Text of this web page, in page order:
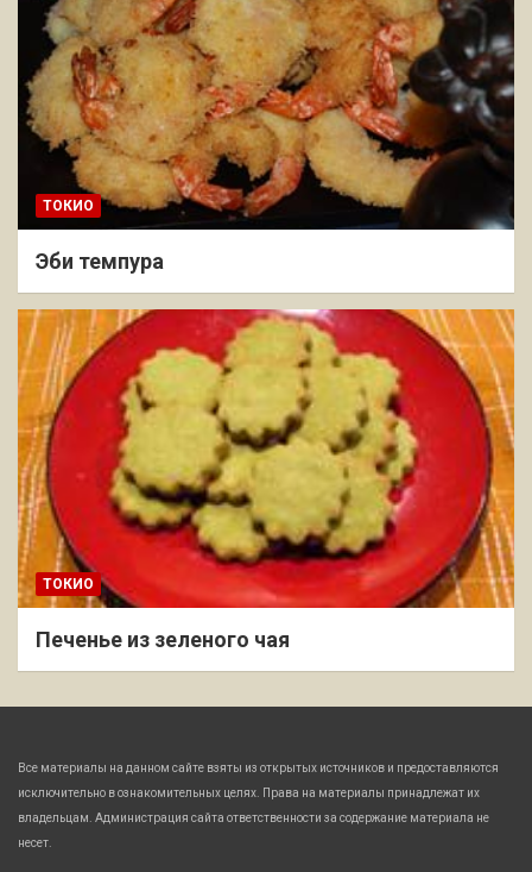
ТОКИО
Эби темпура
ТОКИО
Печенье из зеленого чая
Все материалы на данном сайте взяты из открытых источников и предоставляются
исключительно в ознакомительных целях. Права на материалы принадлежат их
владельцам. Администрация сайта ответственности за содержание материала не
несет.